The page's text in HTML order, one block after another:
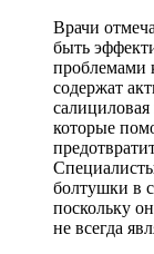
Врачи
быть
проблемами
содержат
которые
болтушки в
поскольку
не всегда